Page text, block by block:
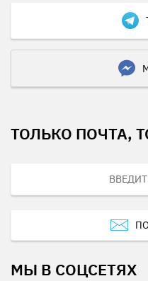
ТОЛЬКО ПОЧТА,
МЫ В СОЦСЕТЯХ